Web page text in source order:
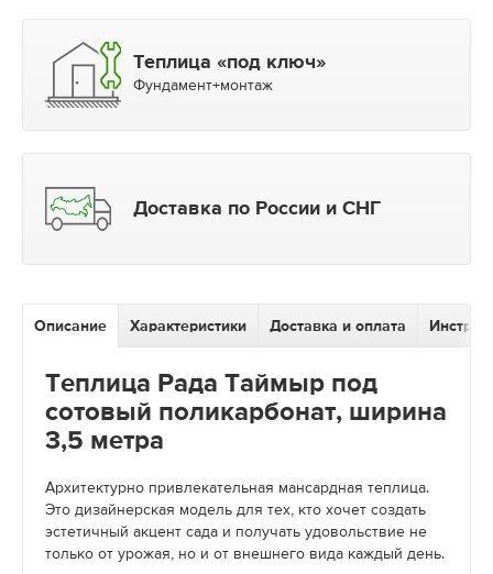
Теплица «под ключ»
Фундамент+монтаж
Доставка по России и СНГ
Описание Характеристики Доставка и оплата
Теплица Рада Таймыр под
сотовый поликарбонат, ширина
3,5 метра
Архитектурно привлекательная мансардная теплица.
Это дизайнерская модель для тех, кто хочет создать
эстетичный акцент сада и получать удовольствие не
только от урожая, но и от внешнего вида каждый день.